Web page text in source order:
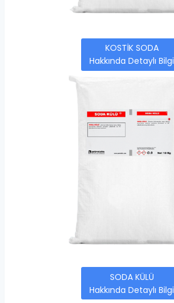
KOSTİK SODA
Hakkında Detaylı Bilgi
SODA KÜLÜ
Hakkında Detaylı Bilgi